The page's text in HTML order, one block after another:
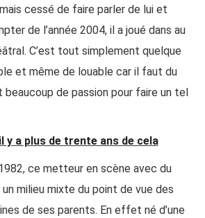
cessé de faire parler de lui et
de l’année 2004, il a joué dans au
C’est tout simplement quelque
et même de louable car il faut du
beaucoup de passion pour faire un tel
y a plus de trente ans de cela
ce metteur en scène avec du
milieu mixte du point de vue des
de ses parents. En effet né d’une